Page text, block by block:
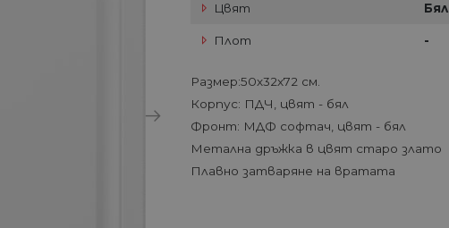
Цвят Бял
Плот -
Размер:50х32х72 см.
Корпус: ПДЧ, цвят - бял
Фронт: МДФ софтач, цвят - бял
Метална дръжка в цвят старо злато
Плавно затваряне на вратата